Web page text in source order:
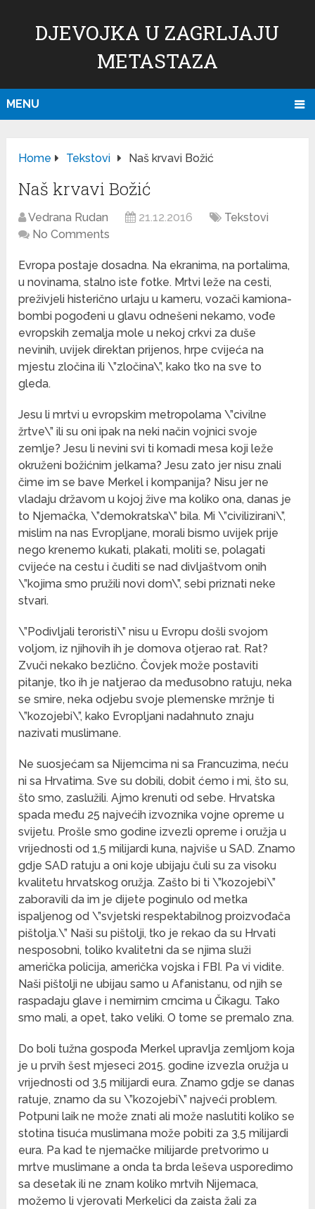
DJEVOJKA U ZAGRLJAJU
METASTAZA
MENU
Home Tekstovi Naš krvavi Božić
Naš krvavi Božić
Vedrana Rudan 21.12.2016
Tekstovi
No Comments
Evropa postaje dosadna. Na ekranima, na portalima,
u novinama, stalno iste fotke. Mrtvi leže na cesti,
preživjeli histerično urlaju u kameru, vozači kamiona-
bombi pogođeni u glavu odnešeni nekamo, vođe
evropskih zemalja mole u nekoj crkvi za duše
nevinih, uvijek direktan prijenos, hrpe cvijeća na
mjestu zločina ili \”zločina\”, kako tko na sve to
gleda.
Jesu li mrtvi u evropskim metropolama \”civilne
žrtve\” ili su oni ipak na neki način vojnici svoje
zemlje? Jesu li nevini svi ti komadi mesa koji leže
okruženi božićnim jelkama? Jesu zato jer nisu znali
čime im se bave Merkel i kompanija? Nisu jer ne
vladaju državom u kojoj žive ma koliko ona, danas je
to Njemačka, \”demokratska\” bila. Mi \”civilizirani\”,
mislim na nas Evropljane, morali bismo uvijek prije
nego krenemo kukati, plakati, moliti se, polagati
cvijeće na cestu i čuditi se nad divljaštvom onih
\”kojima smo pružili novi dom\”, sebi priznati neke
stvari.
\”Podivljali teroristi\” nisu u Evropu došli svojom
voljom, iz njihovih ih je domova otjerao rat. Rat?
Zvuči nekako bezlično. Čovjek može postaviti
pitanje, tko ih je natjerao da međusobno ratuju, neka
se smire, neka odjebu svoje plemenske mržnje ti
\”kozojebi\”, kako Evropljani nadahnuto znaju
nazivati muslimane.
Ne suosjećam sa Nijemcima ni sa Francuzima, neću
ni sa Hrvatima. Sve su dobili, dobit ćemo i mi, što su,
što smo, zaslužili. Ajmo krenuti od sebe. Hrvatska
spada među 25 najvećih izvoznika vojne opreme u
svijetu. Prošle smo godine izvezli opreme i oružja u
vrijednosti od 1,5 milijardi kuna, najviše u SAD. Znamo
gdje SAD ratuju a oni koje ubijaju čuli su za visoku
kvalitetu hrvatskog oružja. Zašto bi ti \”kozojebi\”
zaboravili da im je dijete poginulo od metka
ispaljenog od \”svjetski respektabilnog proizvođača
pištolja.\” Naši su pištolji, tko je rekao da su Hrvati
nesposobni, toliko kvalitetni da se njima služi
američka policija, američka vojska i FBI. Pa vi vidite.
Naši pištolji ne ubijau samo u Afanistanu, od njih se
raspadaju glave i nemirnim crncima u Čikagu. Tako
smo mali, a opet, tako veliki. O tome se premalo zna.
Do boli tužna gospođa Merkel upravlja zemljom koja
je u prvih šest mjeseci 2015. godine izvezla oružja u
vrijednosti od 3,5 milijardi eura. Znamo gdje se danas
ratuje, znamo da su \”kozojebi\” najveći problem.
Potpuni laik ne može znati ali može naslutiti koliko se
stotina tisuća muslimana može pobiti za 3,5 milijardi
eura. Pa kad te njemačke milijarde pretvorimo u
mrtve muslimane a onda ta brda leševa usporedimo
sa desetak ili ne znam koliko mrtvih Nijemaca,
možemo li vjerovati Merkelici da zaista žali za